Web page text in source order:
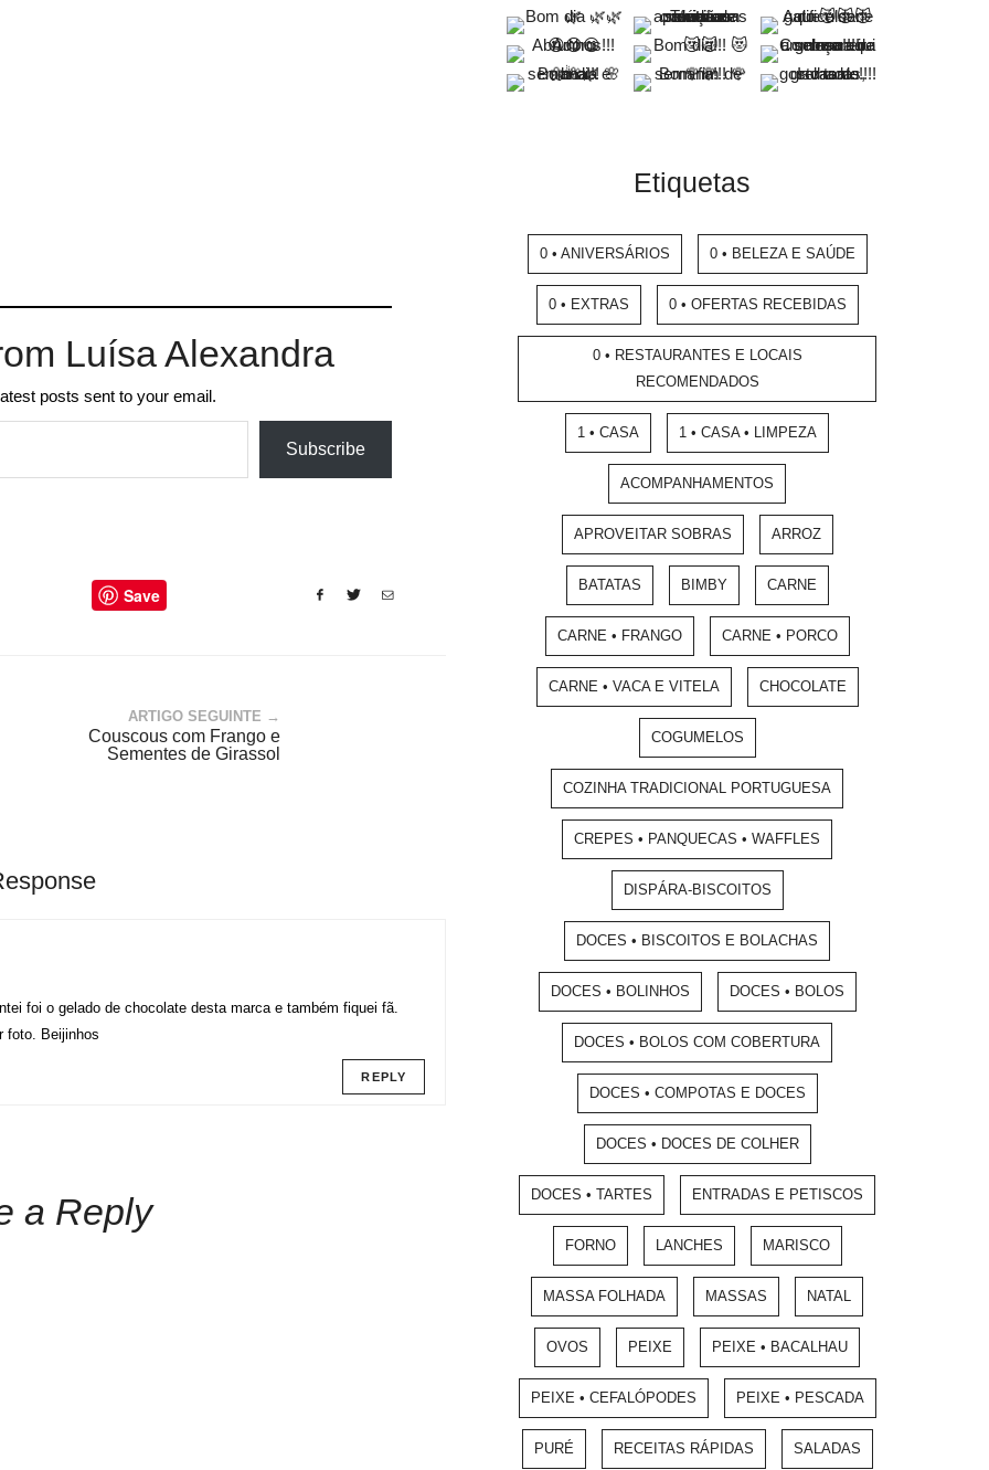
Luísa Alexandra
posts sent to your email.
Subscribe
Save
ARTIGO SEGUINTE →
Couscous com Frango e
Sementes de Girassol
foi o gelado de chocolate desta marca e também fiquei fã.
foto. Beijinhos
REPLY
a Reply
Etiquetas
0 • ANIVERSÁRIOS 0 • BELEZA E SAÚDE
0 • EXTRAS 0 • OFERTAS RECEBIDAS
0 • RESTAURANTES E LOCAIS
RECOMENDADOS
1 • CASA 1 • CASA • LIMPEZA
ACOMPANHAMENTOS
APROVEITAR SOBRAS ARROZ
BATATAS BIMBY CARNE
CARNE • FRANGO CARNE • PORCO
CARNE • VACA E VITELA CHOCOLATE
COGUMELOS
COZINHA TRADICIONAL PORTUGUESA
CREPES • PANQUECAS • WAFFLES
DISPÁRA-BISCOITOS
DOCES • BISCOITOS E BOLACHAS
DOCES • BOLINHOS DOCES • BOLOS
DOCES • BOLOS COM COBERTURA
DOCES • COMPOTAS E DOCES
DOCES • DOCES DE COLHER
DOCES • TARTES ENTRADAS E PETISCOS
FORNO LANCHES MARISCO
MASSA FOLHADA MASSAS NATAL
OVOS PEIXE PEIXE • BACALHAU
PEIXE • CEFALÓPODES PEIXE • PESCADA
PURÉ RECEITAS RÁPIDAS SALADAS